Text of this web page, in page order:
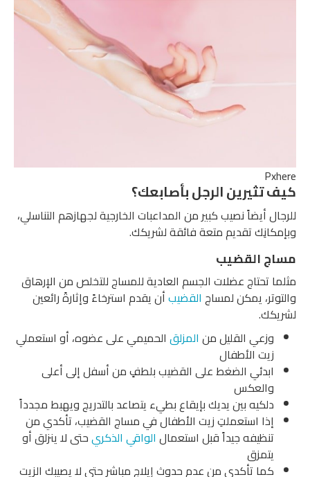
Pxhere
كيف تثيرين الرجل بأصابعك؟
للرجال أيضاً نصيب كبير من المداعبات الخارجية لجهازهم التناسلي،
وبإمكانِك تقديم متعة فائقة لشريكك.
مساج القضيب
مثلما تحتاج عضلات الجسم العادية للمساج للتخلص من الإرهاق
والتوتر، يمكن لمساج القضيبأن يقدم استرخاءً وإثارةً رائعين
لشريكك.
وزعي القليل من المزلق الحميمي على عضوه، أو استعملي
زيت الأطفال
ابدئي الضغط على القضيب بلطفٍ من أسفل إلى أعلى
والعكس
دلكيه بين يديك بإيقاع بطيء يتصاعد بالتدريج ويهبط مجدداً
إذا استعملتِ زيت الأطفال في مساج القضيب، تأكدي من
تنظيفه جيداً قبل استعمال الواقي الذكريحتى لا ينزلق أو
يتمزق
كما تأكدي من عدم حدوث إيلاج مباشر حتى لا يصيبك الزيت